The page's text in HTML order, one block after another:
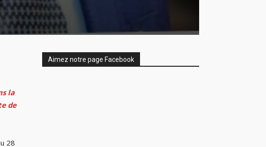
la
de
28
Aimez notre page Facebook